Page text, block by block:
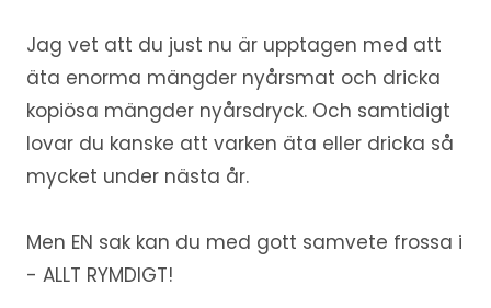
Jag vet att du just nu är upptagen med att
äta enorma mängder nyårsmat och dricka
kopiösa mängder nyårsdryck. Och samtidigt
lovar du kanske att varken äta eller dricka så
mycket under nästa år.
Men EN sak kan du med gott samvete frossa i
- ALLT RYMDIGT!